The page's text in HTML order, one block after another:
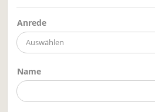
Anrede
Auswählen
Name